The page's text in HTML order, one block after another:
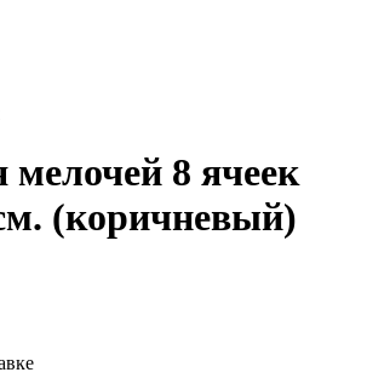
мелочей 8 ячеек
(коричневый)